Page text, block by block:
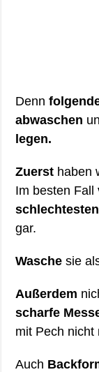
Denn
abwaschen
legen.
Zuerst haben
Im besten Fall
schlechtesten
gar.
Wasche sie
Außerdem
scharfe
mit Pech
Auch